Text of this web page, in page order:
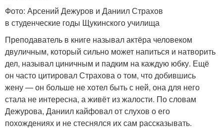
Фото: Арсений Дежуров и Даниил Страхов
в студенческие годы Щукинского училища
Преподаватель в книге называл актёра человеком
двуличным, который сильно может напиться и натворить
дел, называл циничным и падким на каждую юбку. Ещё
он часто цитировал Страхова о том, что добившись
жену — он больше не хотел быть с ней, она для него
стала не интересна, а живёт из жалости. По словам
Дежурова, Даниил кайфовал от слухов о его
похождениях и не стеснялся их сам рассказывать.